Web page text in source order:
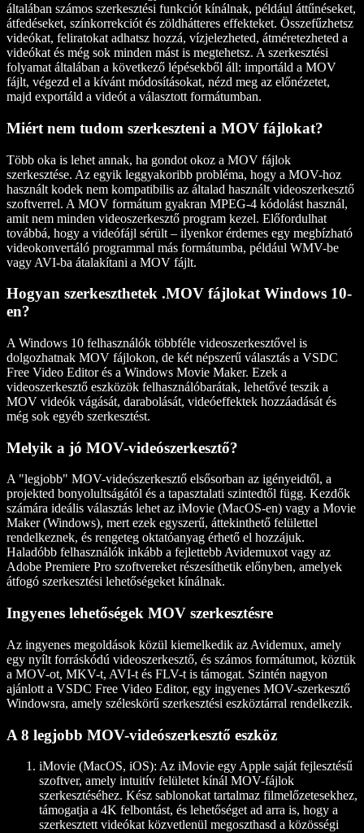
általában számos szerkesztési funkciót kínálnak, például áttűnéseket,
átfedéseket, színkorrekciót és zöldhátteres effekteket. Összefűzhetsz
videókat, feliratokat adhatsz hozzá, vízjelezheted, átméretezheted a
videókat és még sok minden mást is megtehetsz. A szerkesztési
folyamat általában a következő lépésekből áll: importáld a MOV
fájlt, végezd el a kívánt módosításokat, nézd meg az előnézetet,
majd exportáld a videót a választott formátumban.
Miért nem tudom szerkeszteni a MOV fájlokat?
Több oka is lehet annak, ha gondot okoz a MOV fájlok
szerkesztése. Az egyik leggyakoribb probléma, hogy a MOV-hoz
használt kodek nem kompatibilis az általad használt videoszerkesztő
szoftverrel. A MOV formátum gyakran MPEG-4 kódolást használ,
amit nem minden videoszerkesztő program kezel. Előfordulhat
továbbá, hogy a videófájl sérült – ilyenkor érdemes egy megbízható
videokonvertáló programmal más formátumba, például WMV-be
vagy AVI-ba átalakítani a MOV fájlt.
Hogyan szerkeszthetek .MOV fájlokat Windows 10-
en?
A Windows 10 felhasználók többféle videoszerkesztővel is
dolgozhatnak MOV fájlokon, de két népszerű választás a VSDC
Free Video Editor és a Windows Movie Maker. Ezek a
videoszerkesztő eszközök felhasználóbarátak, lehetővé teszik a
MOV videók vágását, darabolását, videóeffektek hozzáadását és
még sok egyéb szerkesztést.
Melyik a jó MOV-videószerkesztő?
A "legjobb" MOV-videószerkesztő elsősorban az igényeidtől, a
projekted bonyolultságától és a tapasztalati szintedtől függ. Kezdők
számára ideális választás lehet az iMovie (MacOS-en) vagy a Movie
Maker (Windows), mert ezek egyszerű, áttekinthető felülettel
rendelkeznek, és rengeteg oktatóanyag érhető el hozzájuk.
Haladóbb felhasználók inkább a fejlettebb Avidemuxot vagy az
Adobe Premiere Pro szoftvereket részesíthetik előnyben, amelyek
átfogó szerkesztési lehetőségeket kínálnak.
Ingyenes lehetőségek MOV szerkesztésre
Az ingyenes megoldások közül kiemelkedik az Avidemux, amely
egy nyílt forráskódú videoszerkesztő, és számos formátumot, köztük
a MOV-ot, MKV-t, AVI-t és FLV-t is támogat. Szintén nagyon
ajánlott a VSDC Free Video Editor, egy ingyenes MOV-szerkesztő
Windowsra, amely széleskörű szerkesztési eszköztárral rendelkezik.
A 8 legjobb MOV-videószerkesztő eszköz
iMovie (MacOS, iOS): Az iMovie egy Apple saját fejlesztésű
szoftver, amely intuitív felületet kínál MOV-fájlok
szerkesztéséhez. Kész sablonokat tartalmaz filmelőzetesekhez,
támogatja a 4K felbontást, és lehetőséget ad arra is, hogy a
szerkesztett videókat közvetlenül megoszthasd a közösségi